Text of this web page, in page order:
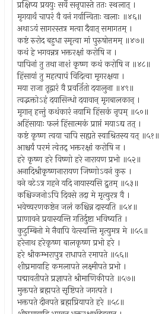
प्रक्षिप्य प्रययुः सर्वे सनृपास्ते ततः स्थलात् ।
मृगयार्थं चापरं वै वनं गर्वान्विताः खलाः ॥४६॥
अथाऽयं सागरस्तत्र मत्वा दैवात् समागतम् ।
कष्टं रुरोद बहुधा स्मृत्वा मां पुरुषोत्तमम् ॥४७॥
कथं हे भगवन्नत्र भक्तरक्षां करोषि न ।
पापिनां तु तथा नाशं कृष्ण कथं करोषि न ॥४८॥
हिंसायां तु महत्पापं विदित्वा मृगरक्षया ।
मया राजा तूद्वारं वै प्रवर्तितो दयालुना ॥४९॥
त्वद्भक्तोऽहं दयासिन्धो दयावान् मृगबालकान् ।
मृगान् हन्तुं कथंकारं नयामि हिंसकं नृपम् ॥५०॥
अहिंसायाः फलं हिंसात्मकं प्राप्तं मयाऽद्य तत् ।
कष्टं कृष्ण त्वया चापि सह्यते स्वाश्रितस्य यत् ॥५१॥
आश्चर्यं परमं त्वेतद् भक्तरक्षां करोषि न ।
हरे कृष्ण हरे विष्णो हरे नारायण प्रभो ॥५२॥
अनादिश्रीकृष्णनारायण जिष्णोऽवनं कुरु ।
वने वटेऽत्र गहने यदि नायास्यसि द्रुतम् ॥५३॥
कश्चिज्जनोऽपि दिवसे तदा मे मृत्युरत्र वै ।
भवेच्चरणकष्टेन जलं कश्चिन्न दास्यति ॥५४॥
प्राणावने प्रयास्यन्ति गतिर्दुष्टा भविष्यति ।
कुटुम्बिनो मे नैवापि वेत्स्यन्ति मृत्युमत्र मे ॥५५॥
हरेनाथ हरेकृष्ण बालकृष्ण प्रभो हरे ।
हरे श्रीकम्भरापुत्र राधापते रमापते ॥५६॥
शीघ्रमायाहि कमलापते लक्ष्मीपते प्रभो ।
पद्मावतीपते प्रज्ञापते श्रीमाणिकीपते ॥५७॥
मुक्तपते ब्रह्मपते सृष्टिपते जगत्पते ।
भक्तपते दीनपते ब्रह्मप्रियापते हरे ॥५८॥